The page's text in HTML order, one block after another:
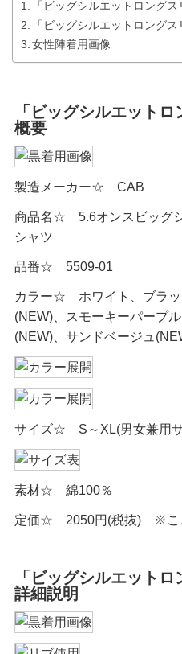
「ビッグシルエットロング
「ビッグシルエットロング
女性陣着用画像
「ビッグシルエットロ
概要
製造メーカー☆ CAB
商品名☆ 5.6オンスビッグ
シャツ
品番☆ 5509-01
カラー☆ ホワイト、ブラッ
(NEW)、スモーキーパープ
(NEW)、サンドベージュ
サイズ☆ S～XL(男女兼用
素材☆ 綿100％
定価☆ 2050円(税抜) ※こ
「ビッグシルエットロ
詳細説明